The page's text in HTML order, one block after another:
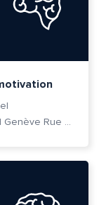
Cité des Métiers du Grand Genève Rue Prévost-Martin 6 1205 Genève